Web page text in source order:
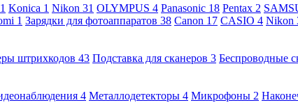
Konica 1 Nikon 31 OLYMPUS 4 Panasonic 18 Pentax 2
1 Зарядки для фотоаппаратов 38 Canon 17 CASIO 4 Nikon
штрихкодов 43 Подставка для сканеров 3 Беспроводные
4 Металлодетекторы 4 Микрофоны 2